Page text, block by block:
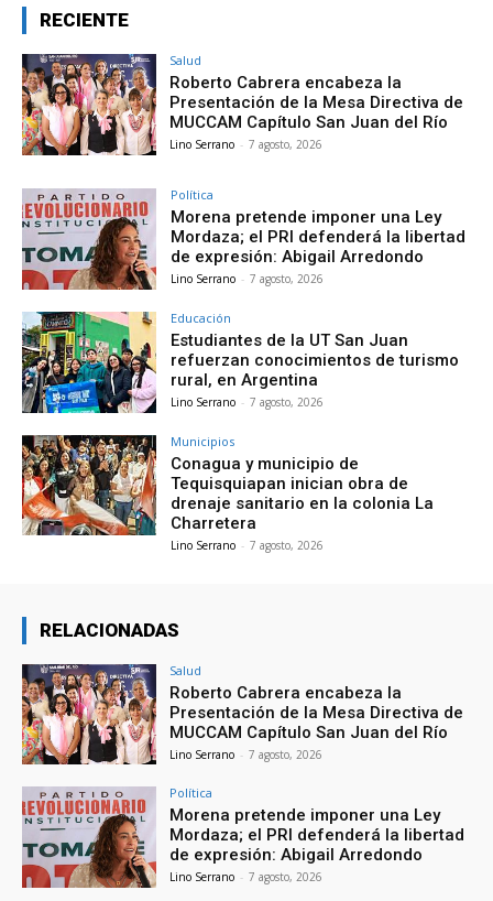
RECIENTE
Salud
Roberto Cabrera encabeza la
Presentación de la Mesa Directiva de
MUCCAM Capítulo San Juan del Río
Lino Serrano - 7 agosto, 2026
Política
Morena pretende imponer una Ley
Mordaza; el PRI defenderá la libertad
de expresión: Abigail Arredondo
Lino Serrano - 7 agosto, 2026
Educación
Estudiantes de la UT San Juan
refuerzan conocimientos de turismo
rural, en Argentina
Lino Serrano - 7 agosto, 2026
Municipios
Conagua y municipio de
Tequisquiapan inician obra de
drenaje sanitario en la colonia La
Charretera
Lino Serrano - 7 agosto, 2026
RELACIONADAS
Salud
Roberto Cabrera encabeza la
Presentación de la Mesa Directiva de
MUCCAM Capítulo San Juan del Río
Lino Serrano - 7 agosto, 2026
Política
Morena pretende imponer una Ley
Mordaza; el PRI defenderá la libertad
de expresión: Abigail Arredondo
Lino Serrano - 7 agosto, 2026